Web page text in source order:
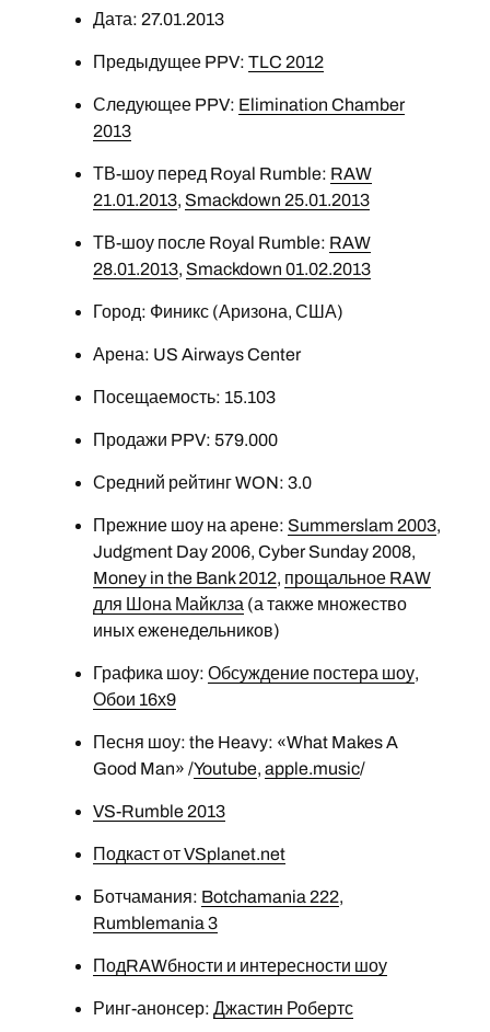
Дата: 27.01.2013
Предыдущее PPV: TLC 2012
Следующее PPV: Elimination Chamber
2013
ТВ-шоу перед Royal Rumble: RAW
21.01.2013, Smackdown 25.01.2013
ТВ-шоу после Royal Rumble: RAW
28.01.2013, Smackdown 01.02.2013
Город: Финикс (Аризона, США)
Арена: US Airways Center
Посещаемость: 15.103
Продажи PPV: 579.000
Средний рейтинг WON: 3.0
Прежние шоу на арене: Summerslam 2003,
Judgment Day 2006, Cyber Sunday 2008,
Money in the Bank 2012, прощальное RAW
для Шона Майклза (а также множество
иных еженедельников)
Графика шоу: Обсуждение постера шоу,
Обои 16х9
Песня шоу: the Heavy: «What Makes A
Good Man» /Youtube, apple.music/
VS-Rumble 2013
Подкаст от VSplanet.net
Ботчамания: Botchamania 222,
Rumblemania 3
ПодRAWбности и интересности шоу
Ринг-анонсер: Джастин Робертс